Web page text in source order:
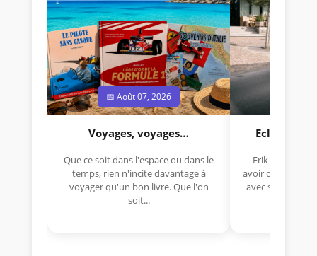
📅 Août 07, 2026
Voyages, voyages…
Que ce soit dans l'espace ou dans le
temps, rien n'incite davantage à
voyager qu'un bon livre. Que l'on
soit...
Eclectica
Erik Comas,
avoir déjà
avec sa Lancia